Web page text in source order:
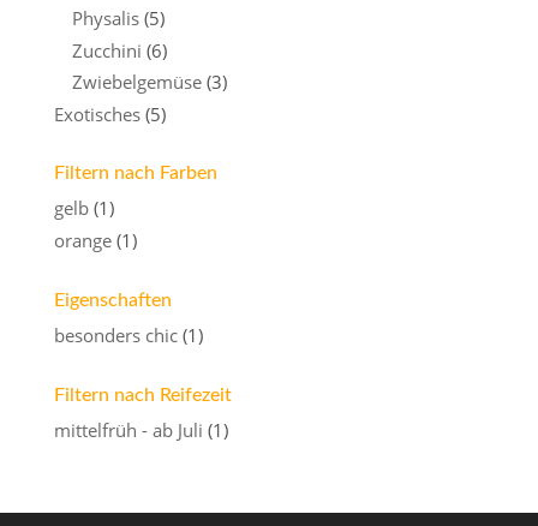
Physalis (5)
Zucchini (6)
Zwiebelgemüse (3)
Exotisches (5)
Filtern nach Farben
gelb (1)
orange (1)
Eigenschaften
besonders chic (1)
Filtern nach Reifezeit
mittelfrüh - ab Juli (1)